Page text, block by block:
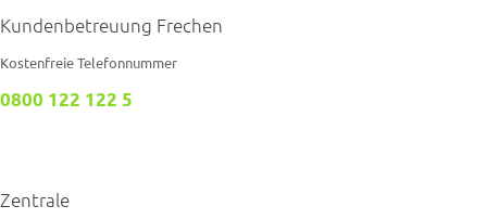
Kundenbetreuung Frechen
Kostenfreie Telefonnummer
0800 122 122 5
Zentrale